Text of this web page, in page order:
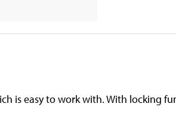
is easy to work with. With locking